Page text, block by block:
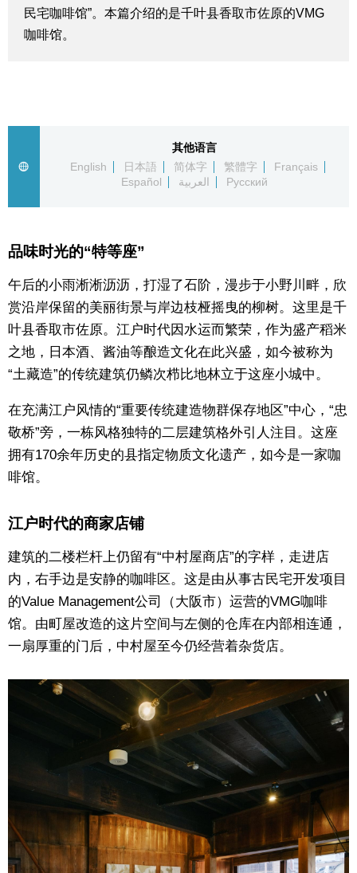
话题
人物访谈
东京
编辑部通知
SNS
民宅咖啡馆”。本篇介绍的是千叶县香取市佐原的VMG
咖啡馆。
其他语言
English
日本語 简体字 繁體字
Français
Español
العربية Русский
品味时光的“特等座”
午后的小雨淅淅沥沥，打湿了石阶，漫步于小野川畔，欣
赏沿岸保留的美丽街景与岸边枝桠摇曳的柳树。这里是千
叶县香取市佐原。江户时代因水运而繁荣，作为盛产稻米
之地，日本酒、酱油等酿造文化在此兴盛，如今被称为
“土藏造”的传统建筑仍鳞次栉比地林立于这座小城中。
在充满江户风情的“重要传统建造物群保存地区”中心，“忠
敬桥”旁，一栋风格独特的二层建筑格外引人注目。这座
拥有170余年历史的县指定物质文化遗产，如今是一家咖
啡馆。
江户时代的商家店铺
建筑的二楼栏杆上仍留有“中村屋商店”的字样，走进店
内，右手边是安静的咖啡区。这是由从事古民宅开发项目
的Value Management公司（大阪市）运营的VMG咖啡
馆。由町屋改造的这片空间与左侧的仓库在内部相连通，
一扇厚重的门后，中村屋至今仍经营着杂货店。